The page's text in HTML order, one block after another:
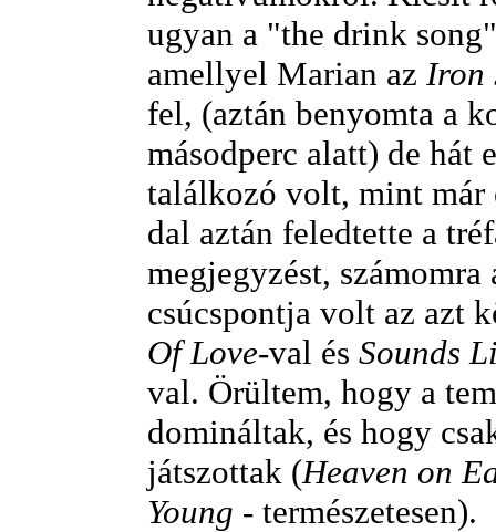
ugyan a "the drink
amellyel Marian az Iron
fel, (aztán benyomta a
másodperc alatt) de hát
találkozó volt, mint már
dal aztán feledtette a
megjegyzést,
csúcspontja volt az azt
Of Love-val és Sounds
val. Örültem, hogy a
domináltak, és hogy
játszottak (Heaven on
Young - természetesen).